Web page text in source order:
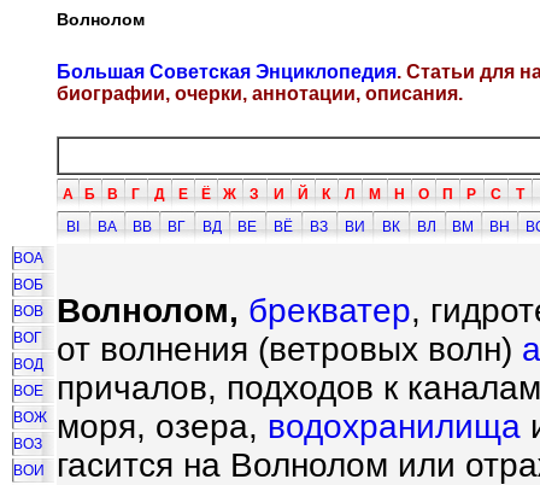
Волнолом
Большая Советская Энциклопедия. Статьи для
биографии, очерки, аннотации, описания.
А Б В Г Д Е Ё Ж З И Й К Л М Н О П Р С Т
ВI
ВА ВВ ВГ ВД ВЕ ВЁ ВЗ ВИ ВК ВЛ ВМ ВН
ВОА
ВОБ
ВОВ
ВОГ
ВОД
ВОЕ
ВОЖ
ВОЗ
ВОИ
Волнолом, брекватер,
от волнения (ветровых волн)
причалов, подходов к
моря, озера, водохранилища
гасится на Волнолом или